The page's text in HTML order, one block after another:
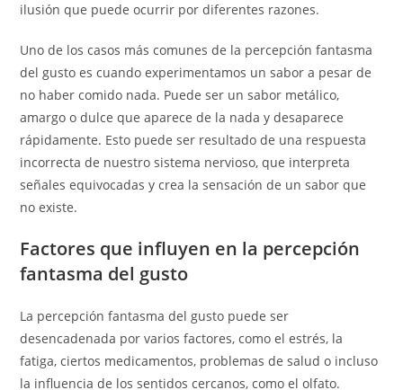
ilusión que puede ocurrir por diferentes razones.
Uno de los casos más comunes de la percepción fantasma
del gusto es cuando experimentamos un sabor a pesar de
no haber comido nada. Puede ser un sabor metálico,
amargo o dulce que aparece de la nada y desaparece
rápidamente. Esto puede ser resultado de una respuesta
incorrecta de nuestro sistema nervioso, que interpreta
señales equivocadas y crea la sensación de un sabor que
no existe.
Factores que influyen en la percepción
fantasma del gusto
La percepción fantasma del gusto puede ser
desencadenada por varios factores, como el estrés, la
fatiga, ciertos medicamentos, problemas de salud o incluso
la influencia de los sentidos cercanos, como el olfato.